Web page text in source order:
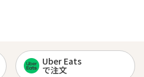
Uber Eats
で注文